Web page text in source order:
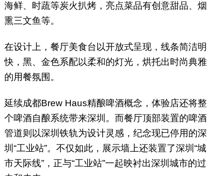
海鲜、时蔬等炭火扒烤，亮点菜品有创意甜品、烟
熏三文鱼等。
在设计上，餐厅美食台以开放式呈现，线条简洁明
快，黑、金色系配以柔和的灯光，烘托出时尚典雅
的用餐氛围。
延续成都Brew Haus精酿啤酒概念，体验店还将整
个啤酒自酿系统带来深圳。而餐厅顶部装置的啤酒
管道则以深圳铁轨为设计灵感，纪念现已停用的深
圳“工业站”。不仅如此，展示墙上还装置了深圳“城
市天际线”，正与“工业站”一起映衬出深圳城市的过